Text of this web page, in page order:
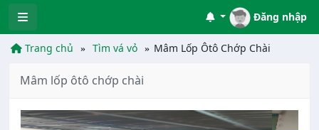
Đăng nhập
Trang chủ Tìm vá vỏ Mâm Lốp Ôtô Chớp Chài
Mâm lốp ôtô chớp chài